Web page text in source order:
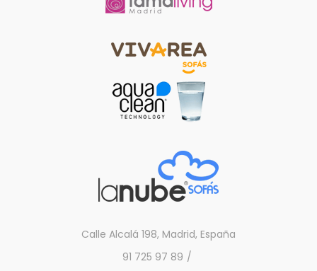
Calle Alcalá 198, Madrid, España
91 725 97 89